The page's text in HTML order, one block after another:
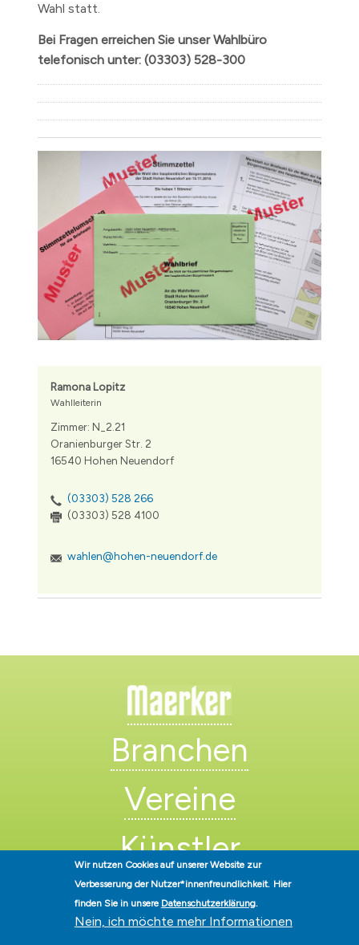
Wahl statt.
Bei Fragen erreichen Sie unser Wahlbüro
telefonisch unter: (03303) 528-300
Ramona Lopitz
Wahlleiterin
Zimmer: N_2.21
Oranienburger Str. 2
16540 Hohen Neuendorf
(03303) 528 266
(03303) 528 4100
wahlen@hohen-neuendorf.de
Branchen
Vereine
Künstler
Wir nutzen Cookies auf unserer Website zur
Verbesserung der Nutzer*innenfreundlichkeit. Hier
finden Sie in unsere Datenschutzerklärung.
Nein, ich möchte mehr Informationen